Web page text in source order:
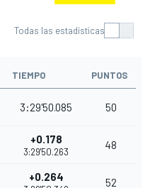
Todas las estadísticas
TIEMPO PUNTOS
3:29'50.085 50
+0.178
3:29'50.263
48
+0.264 52